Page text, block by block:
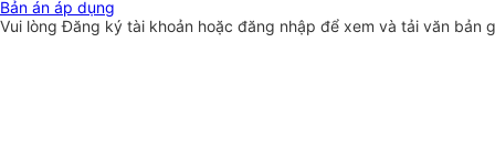
Bản án áp dụng
Vui lòngĐăng ký tài khoản hoặc đăng nhập để xem và tải văn bản